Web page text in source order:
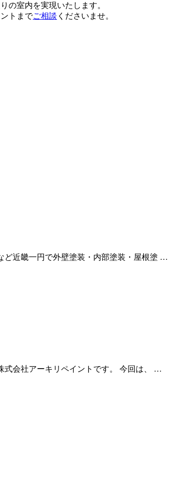
の室内を実現いたします。
トまでご相談 くださいませ。
ど近畿一円で外壁塗装・内部塗装・屋根塗 …
式会社アーキリペイントです。 今回は、 …